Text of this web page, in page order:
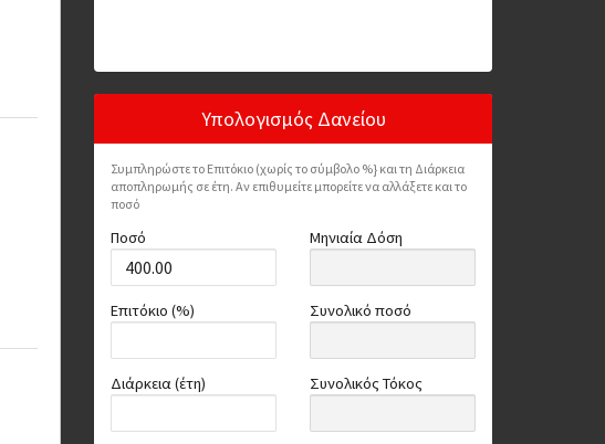
Υπολογισμός Δανείου
Συμπληρώστε το Επιτόκιο (χωρίς το σύμβολο %} και τη Διάρκεια
αποπληρωμής σε έτη. Αν επιθυμείτε μπορείτε να αλλάξετε και το
ποσό
Ποσό
Επιτόκιο (%)
Διάρκεια (έτη)
Μηνιαία Δόση
Συνολικό ποσό
Συνολικός Τόκος